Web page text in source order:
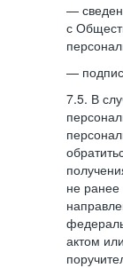
—
с
—
7.5. В
не
актом